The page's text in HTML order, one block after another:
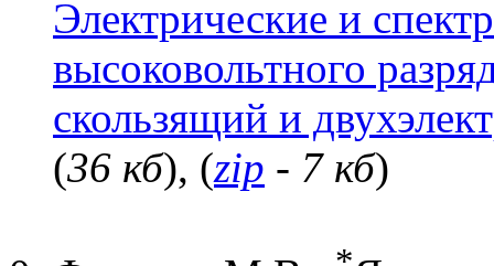
Электрические и
высоковольтного
скользящий и
(36 кб), (zip - 7 кб)